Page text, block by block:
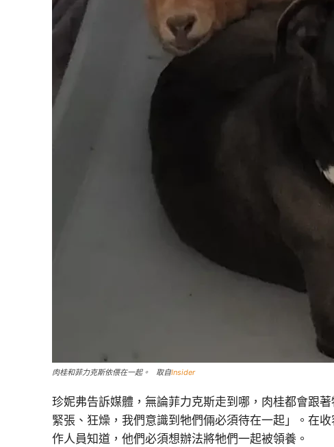
肉桂和菲力克斯依偎在一起。 取自Insider
珍妮弗告訴媒體，無論菲力克斯走到哪，肉桂都會跟
緊張、狂燥，我們意識到牠們倆必須待在一起」。在
作人員知道，他們必須想辦法將牠們一起被領養。